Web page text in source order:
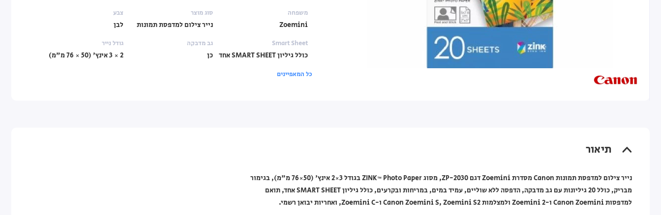
משפחה
Zoemini
סוג מוצר
נייר צילום למדפסת תמונות
צבע
לבן
Smart Sheet
כולל גיליון SMART SHEET אחד
גב מדבקה
כן
גודל נייר
2 × 3 אינץ' (50 × 76 מ"מ)
כל המאפיינים
תיאור
נייר צילום למדפסת תמונות Canon מסדרת Zoemini דגם ZP-2030, מסוג ZINK™ Photo Paper בגודל ‎2×3‎ אינץ' (50×76 מ"מ), בגימור
מבריק, כולל 20 גיליונות עם גב מדבקה, הדפסה ללא שוליים, עמיד במים, במריחות ובקרעים, כולל גיליון SMART SHEET אחד, תואם
למדפסות Canon Zoemini ו-Zoemini 2 ולמצלמות Canon Zoemini S, Zoemini S2 ו-Zoemini C, ואחריות יבואן רשמי.